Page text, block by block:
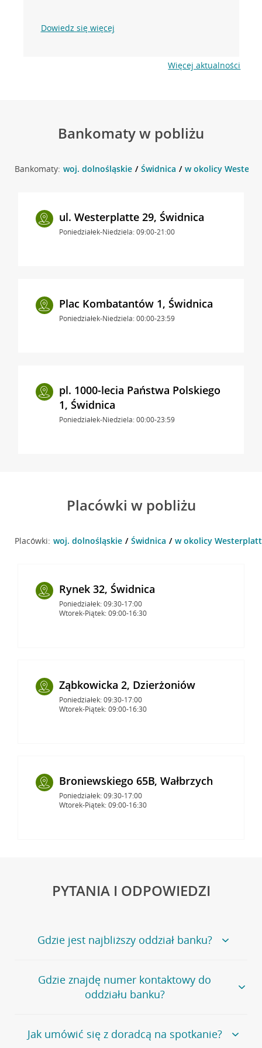
Dowiedz się więcej
Więcej aktualności
Bankomaty w pobliżu
Bankomaty: woj. dolnośląskie Świdnica w okolicy
ul. Westerplatte 29, Świdnica
Poniedziałek-Niedziela: 09:00-21:00
Plac Kombatantów 1, Świdnica
Poniedziałek-Niedziela: 00:00-23:59
pl. 1000-lecia Państwa Polskiego
1, Świdnica
Poniedziałek-Niedziela: 00:00-23:59
Placówki w pobliżu
Placówki: woj. dolnośląskie Świdnica w okolicy
Rynek 32, Świdnica
Poniedziałek: 09:30-17:00
Wtorek-Piątek: 09:00-16:30
Ząbkowicka 2, Dzierżoniów
Poniedziałek: 09:30-17:00
Wtorek-Piątek: 09:00-16:30
Broniewskiego 65B, Wałbrzych
Poniedziałek: 09:30-17:00
Wtorek-Piątek: 09:00-16:30
PYTANIA I ODPOWIEDZI
Gdzie jest najbliższy oddział banku?
Jeśli szukasz oddziału naszego banku, zapraszamy na
stronęPlacówki i bankomaty, na której znajduje się
wygodna wyszukiwarka.
oddziałów
Gdzie znajdę numer kontaktowy do
oddziału banku?
Bank Credit Agricole nie udostępnia ogólnego numeru
telefonu do placówki bankowej.
Jak umówić się z doradcą na spotkanie?